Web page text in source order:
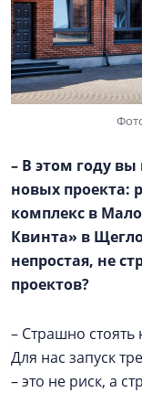
– В этом году
новых проекта:
комплекс в
Квинта» в
непростая, не
проектов?
– Страшно стоять
Для нас запуск
– это не риск, а